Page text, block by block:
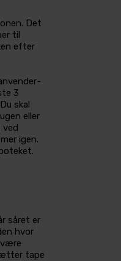
Det
til
efter
3
skal
eller
ved
igen.
såret er
hvor
være
tape